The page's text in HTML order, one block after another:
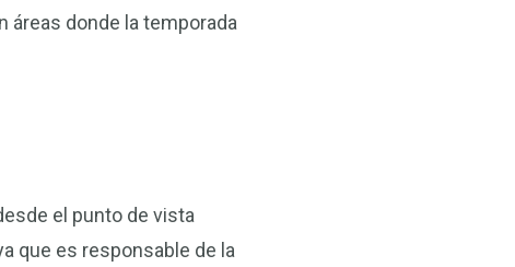
donde la temporada
el punto de vista
que es responsable de la